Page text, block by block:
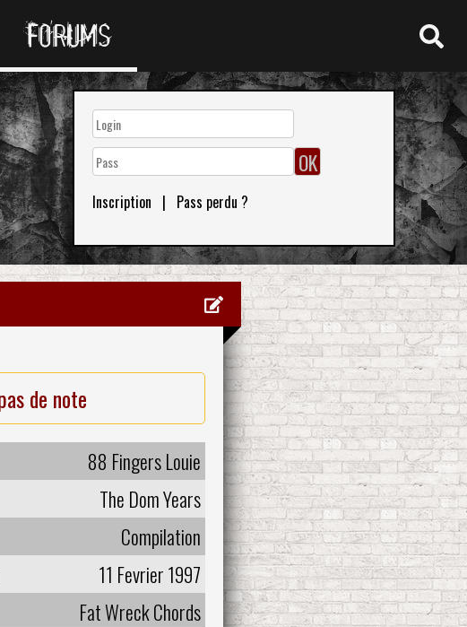
FORUMS
Inscription | Pass perdu ?
de note
88 Fingers Louie
The Dom Years
Compilation
11 Fevrier 1997
Fat Wreck Chords